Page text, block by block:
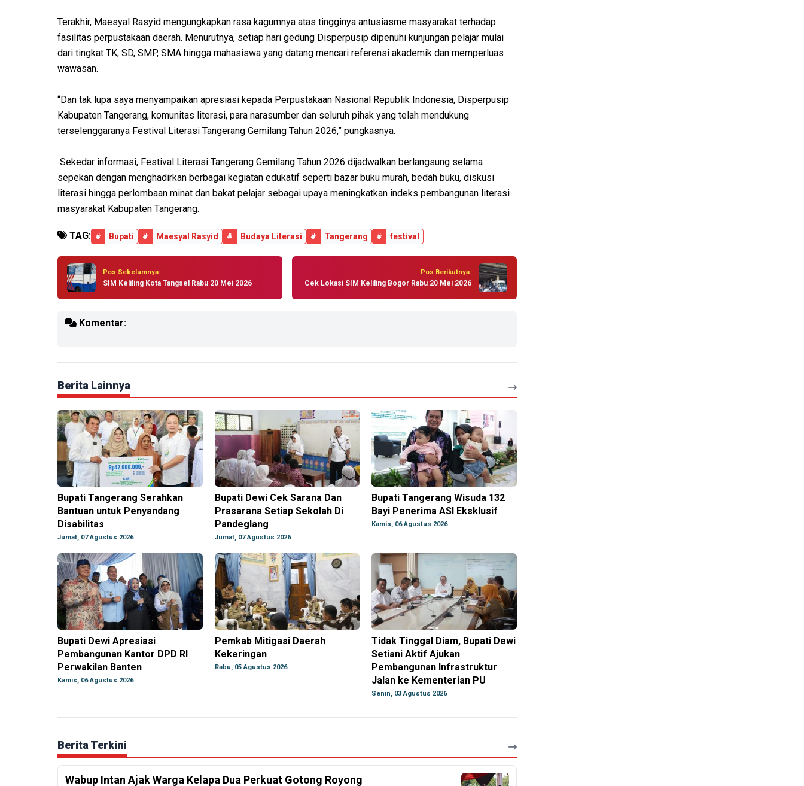
Terakhir, Maesyal Rasyid mengungkapkan rasa kagumnya atas tingginya antusiasme masyarakat terhadap
fasilitas perpustakaan daerah. Menurutnya, setiap hari gedung Disperpusip dipenuhi kunjungan pelajar mulai
dari tingkat TK, SD, SMP, SMA hingga mahasiswa yang datang mencari referensi akademik dan memperluas
wawasan.
“Dan tak lupa saya menyampaikan apresiasi kepada Perpustakaan Nasional Republik Indonesia, Disperpusip
Kabupaten Tangerang, komunitas literasi, para narasumber dan seluruh pihak yang telah mendukung
terselenggaranya Festival Literasi Tangerang Gemilang Tahun 2026,” pungkasnya.
Sekedar informasi, Festival Literasi Tangerang Gemilang Tahun 2026 dijadwalkan berlangsung selama
sepekan dengan menghadirkan berbagai kegiatan edukatif seperti bazar buku murah, bedah buku, diskusi
literasi hingga perlombaan minat dan bakat pelajar sebagai upaya meningkatkan indeks pembangunan literasi
masyarakat Kabupaten Tangerang.
TAG: # Bupati # Maesyal Rasyid # Budaya Literasi # Tangerang # festival
Pos Sebelumnya:
SIM Keliling Kota Tangsel Rabu 20 Mei 2026
Pos Berikutnya:
Cek Lokasi SIM Keliling Bogor Rabu 20 Mei 2026
Komentar:
Berita Lainnya
Bupati Tangerang Serahkan
Bantuan untuk Penyandang
Disabilitas
Jumat, 07 Agustus 2026
Bupati Dewi Cek Sarana Dan
Prasarana Setiap Sekolah Di
Pandeglang
Jumat, 07 Agustus 2026
Bupati Tangerang Wisuda 132
Bayi Penerima ASI Eksklusif
Kamis, 06 Agustus 2026
Bupati Dewi Apresiasi
Pembangunan Kantor DPD RI
Perwakilan Banten
Kamis, 06 Agustus 2026
Pemkab Mitigasi Daerah
Kekeringan
Rabu, 05 Agustus 2026
Tidak Tinggal Diam, Bupati Dewi
Setiani Aktif Ajukan
Pembangunan Infrastruktur
Jalan ke Kementerian PU
Senin, 03 Agustus 2026
Berita Terkini
Wabup Intan Ajak Warga Kelapa Dua Perkuat Gotong Royong